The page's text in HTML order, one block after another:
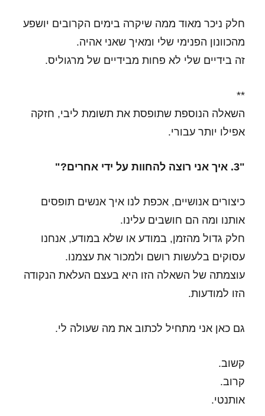
חלק ניכר מאוד ממה שיקרה בימים הקרובים יושפע
מהכוונון הפנימי שלי ומאיך שאני אהיה.
זה בידיים שלי לא פחות מבידיים של מרגוליס.
**
השאלה הנוספת שתופסת את תשומת ליבי, חזקה
אפילו יותר עבורי.
"3. איך אני רוצה להחוות על ידי אחרים?"
כיצורים אנושיים, אכפת לנו איך אנשים תופסים
אותנו ומה הם חושבים עלינו.
חלק גדול מהזמן, במודע או שלא במודע, אנחנו
עסוקים בלעשות רושם ולמכור את עצמנו.
עוצמתה של השאלה הזו היא בעצם העלאת הנקודה
הזו למודעות.
גם כאן אני מתחיל לכתוב את מה שעולה לי.
קשוב.
קרוב.
אותנטי.